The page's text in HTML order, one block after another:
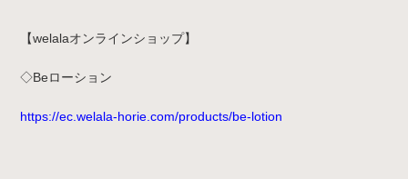
【welalaオンラインショップ】
◇Beローション
https://ec.welala-horie.com/products/be-lotion